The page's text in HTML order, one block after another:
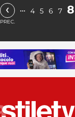
‹
PREC.
… 4 5 6 7 8